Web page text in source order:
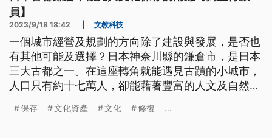
員】
2023/9/18 18:42 文教科技
一個城市經營及規劃的方向除了建設與發展，是否也
有其他可能及選擇？日本神奈川縣的鎌倉市，是日本
三大古都之一。在這座轉角就能遇見古蹟的小城市，
人口只有約十七萬人，卻能藉著豐富的人文及自然景
以「保存」的思維經營城市？
保存 文化資產 文化 修復 ...